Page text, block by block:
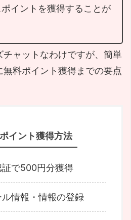
イントを獲得することが
ャットなわけですが、簡単
料ポイント獲得までの要点
イント獲得方法
証で500円分獲得
情報・情報の登録